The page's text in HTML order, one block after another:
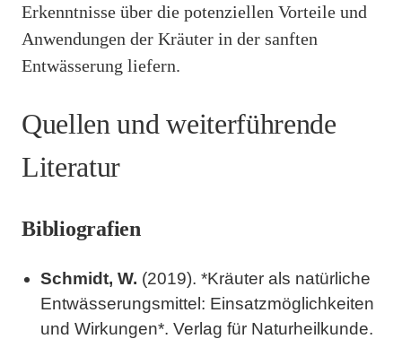
Erkenntnisse über die potenziellen Vorteile und
Anwendungen der Kräuter in der sanften
Entwässerung liefern.
Quellen und weiterführende
Literatur
Bibliografien
Schmidt, W. (2019). *Kräuter als natürliche
Entwässerungsmittel: Einsatzmöglichkeiten
und Wirkungen*. Verlag für Naturheilkunde.